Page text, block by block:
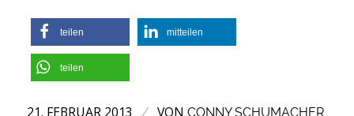
teilen mitteilen
teilen
21. FEBRUAR 2013 / VON CONNY SCHUMACHER